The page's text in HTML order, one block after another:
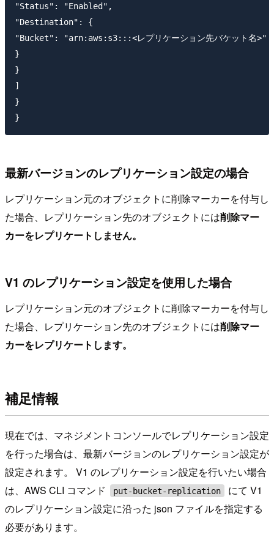
"Status": "Enabled",
"Destination": {
"Bucket": "arn:aws:s3:::<レプリケーション先バケット名>"
}
}
]
}
最新バージョンのレプリケーション設定の場合
レプリケーション元のオブジェクトに削除マーカーを付与し
た場合、レプリケーション先のオブジェクトには削除マー
カーをレプリケートしません。
V1 のレプリケーション設定を使用した場合
レプリケーション元のオブジェクトに削除マーカーを付与し
た場合、レプリケーション先のオブジェクトには削除マー
カーをレプリケートします。
補足情報
現在では、マネジメントコンソールでレプリケーション設定
を行った場合は、最新バージョンのレプリケーション設定が
設定されます。 V1 のレプリケーション設定を行いたい場合
は、AWS CLI コマンド
put-bucket-replication
にて V1
のレプリケーション設定に沿った json ファイルを指定する
必要があります。